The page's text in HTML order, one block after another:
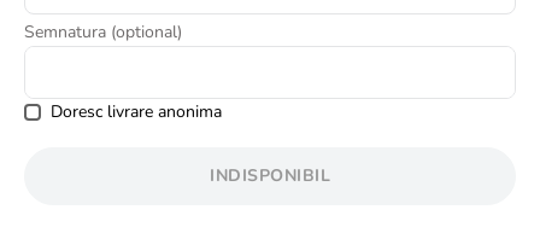
Semnatura (optional)
Doresc livrare anonima
INDISPONIBIL
8.
buchet crini
10